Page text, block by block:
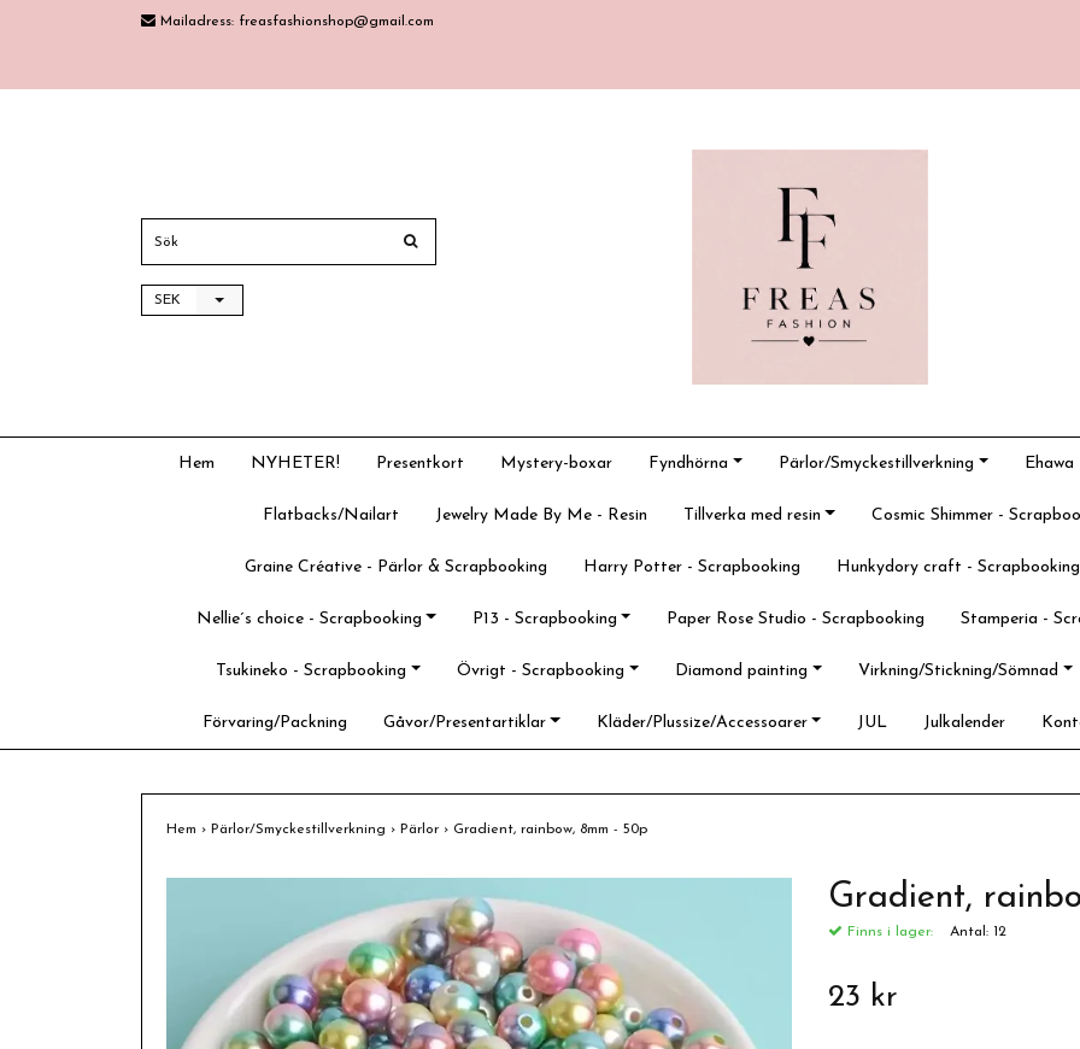
Mailadress: freasfashionshop@gmail.com
SEK
Hem NYHETER! Presentkort Mystery-boxar Fyndhörna Pärlor/Smyckestillverkning Ehawa
Flatbacks/Nailart Jewelry Made By Me - Resin Tillverka med resin Cosmic Shimmer -
Graine Créative - Pärlor & Scrapbooking Harry Potter - Scrapbooking Hunkydory craft - Scrapbooking
Nellie´s choice - Scrapbooking P13 - Scrapbooking Paper Rose Studio - Scrapbooking Stamperia -
Tsukineko - Scrapbooking Övrigt - Scrapbooking Diamond painting Virkning/Stickning/Sömnad
Förvaring/Packning Gåvor/Presentartiklar Kläder/Plussize/Accessoarer JUL Julkalender
Hem › Pärlor/Smyckestillverkning › Pärlor › Gradient, rainbow, 8mm - 50p
Gradient,
Finns i lager: Antal: 12
23 kr